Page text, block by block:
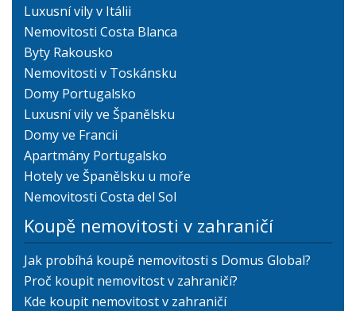
Luxusní vily v Itálii
Nemovitosti Costa Blanca
Byty Rakousko
Nemovitosti v Toskánsku
Domy Portugalsko
Luxusní vily ve Španělsku
Domy ve Francii
Apartmány Portugalsko
Hotely ve Španělsku u moře
Nemovitosti Costa del Sol
Koupě nemovitosti v zahraničí
Jak probíhá koupě nemovitosti s Domus Global?
Proč koupit nemovitost v zahraničí?
Kde koupit nemovitost v zahraničí